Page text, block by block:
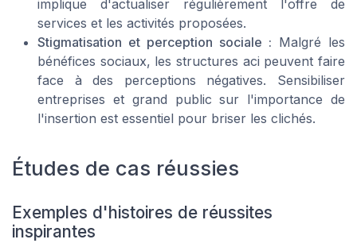
implique d'actualiser régulièrement l'offre de
services et les activités proposées.
Stigmatisation et perception sociale : Malgré les
bénéfices sociaux, les structures aci peuvent faire
face à des perceptions négatives. Sensibiliser
entreprises et grand public sur l'importance de
l'insertion est essentiel pour briser les clichés.
Études de cas réussies
Exemples d'histoires de réussites
inspirantes